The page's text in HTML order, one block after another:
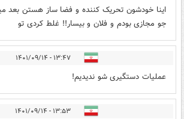
اینا خودشون تحریک کننده و فضا ساز هستن بعد
جو مجازی بودم و فلان و بیسار!! غلط کردی تو
۱۳:۴۷ - ۱۴۰۱/۰۹/۱۴
عملیات دستگیری شو ندیدیم!
۱۳:۵۳ - ۱۴۰۱/۰۹/۱۴